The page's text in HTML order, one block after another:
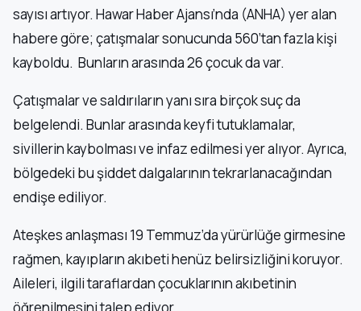
sayısı artıyor. Hawar Haber Ajansı’nda (ANHA) yer alan
habere göre; çatışmalar sonucunda 560’tan fazla kişi
kayboldu. Bunların arasında 26 çocuk da var.
Çatışmalar ve saldırıların yanı sıra birçok suç da
belgelendi. Bunlar arasında keyfi tutuklamalar,
sivillerin kaybolması ve infaz edilmesi yer alıyor. Ayrıca,
bölgedeki bu şiddet dalgalarının tekrarlanacağından
endişe ediliyor.
Ateşkes anlaşması 19 Temmuz’da yürürlüğe girmesine
rağmen, kayıpların akıbeti henüz belirsizliğini koruyor.
Aileleri, ilgili taraflardan çocuklarının akıbetinin